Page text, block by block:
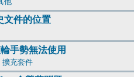
文件的位置
手勢無法使用
擴充套件